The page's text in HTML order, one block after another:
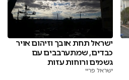
ישראל תחת אובך וזיהום אויר
כבדים, שמתערבבים עם
גשמים ורוחות עזות
ישראל פריי